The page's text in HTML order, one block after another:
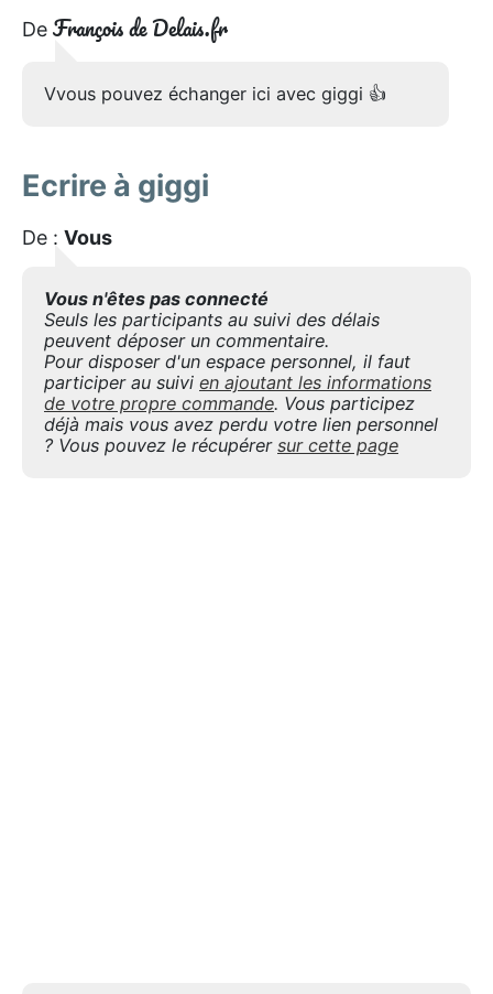
De François de Delais.fr
Vvous pouvez échanger ici avec giggi 👍
Ecrire à giggi
De : Vous
Vous n'êtes pas connecté
Seuls les participants au suivi des délais
peuvent déposer un commentaire.
Pour disposer d'un espace personnel, il faut
participer au suivi en ajoutant les informations
de votre propre commande. Vous participez
déjà mais vous avez perdu votre lien personnel
? Vous pouvez le récupérer sur cette page